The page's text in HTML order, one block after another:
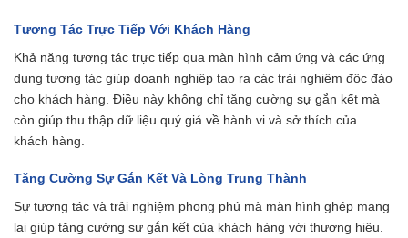
Tương Tác Trực Tiếp Với Khách Hàng
Khả năng tương tác trực tiếp qua màn hình cảm ứng và các ứng
dụng tương tác giúp doanh nghiệp tạo ra các trải nghiệm độc đáo
cho khách hàng. Điều này không chỉ tăng cường sự gắn kết mà
còn giúp thu thập dữ liệu quý giá về hành vi và sở thích của
khách hàng.
Tăng Cường Sự Gắn Kết Và Lòng Trung Thành
Sự tương tác và trải nghiệm phong phú mà màn hình ghép mang
lại giúp tăng cường sự gắn kết của khách hàng với thương hiệu.